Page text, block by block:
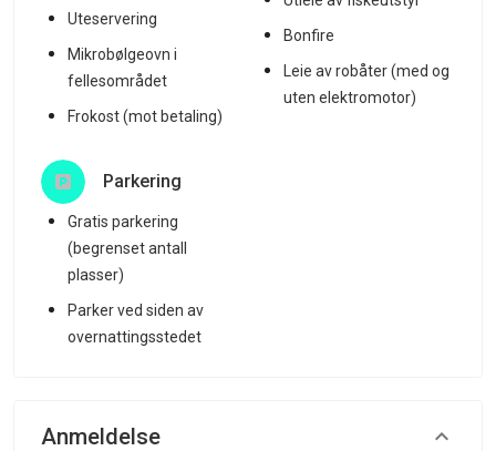
Uteservering
Mikrobølgeovn i
fellesområdet
Frokost (mot betaling)
Parkering
Gratis parkering
(begrenset antall
plasser)
Parker ved siden av
overnattingsstedet
Bonfire
Leie av robåter (med og
uten elektromotor)
Anmeldelse